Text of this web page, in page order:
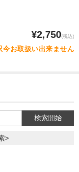
¥2,750(税込)
今お取扱い出来ません
>